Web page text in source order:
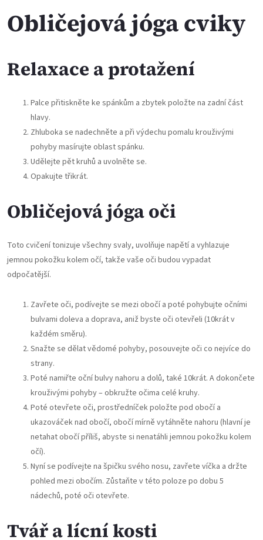
Obličejová jóga cviky
Relaxace a protažení
Palce přitiskněte ke spánkům a zbytek položte na zadní část
hlavy.
Zhluboka se nadechněte a při výdechu pomalu krouživými
pohyby masírujte oblast spánku.
Udělejte pět kruhů a uvolněte se.
Opakujte třikrát.
Obličejová jóga oči
Toto cvičení tonizuje všechny svaly, uvolňuje napětí a vyhlazuje
jemnou pokožku kolem očí, takže vaše oči budou vypadat
odpočatější.
Zavřete oči, podívejte se mezi obočí a poté pohybujte očními
bulvami doleva a doprava, aniž byste oči otevřeli (10krát v
každém směru).
Snažte se dělat vědomé pohyby, posouvejte oči co nejvíce do
strany.
Poté namiřte oční bulvy nahoru a dolů, také 10krát. A dokončete
krouživými pohyby – obkružte očima celé kruhy.
Poté otevřete oči, prostředníček položte pod obočí a
ukazováček nad obočí, obočí mírně vytáhněte nahoru (hlavní je
netahat obočí příliš, abyste si nenatáhli jemnou pokožku kolem
očí).
Nyní se podívejte na špičku svého nosu, zavřete víčka a držte
pohled mezi obočím. Zůstaňte v této poloze po dobu 5
nádechů, poté oči otevřete.
Tvář a lícní kosti